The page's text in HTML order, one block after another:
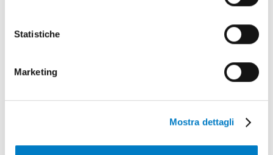
Statistiche
Marketing
Mostra dettagli
La visibilità dal posto di guida del